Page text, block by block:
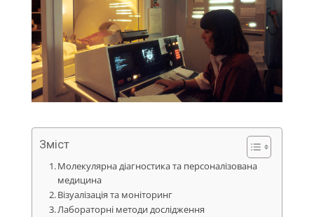
Зміст
Молекулярна діагностика та персоналізована
медицина
Візуалізація та моніторинг
Лабораторні методи дослідження